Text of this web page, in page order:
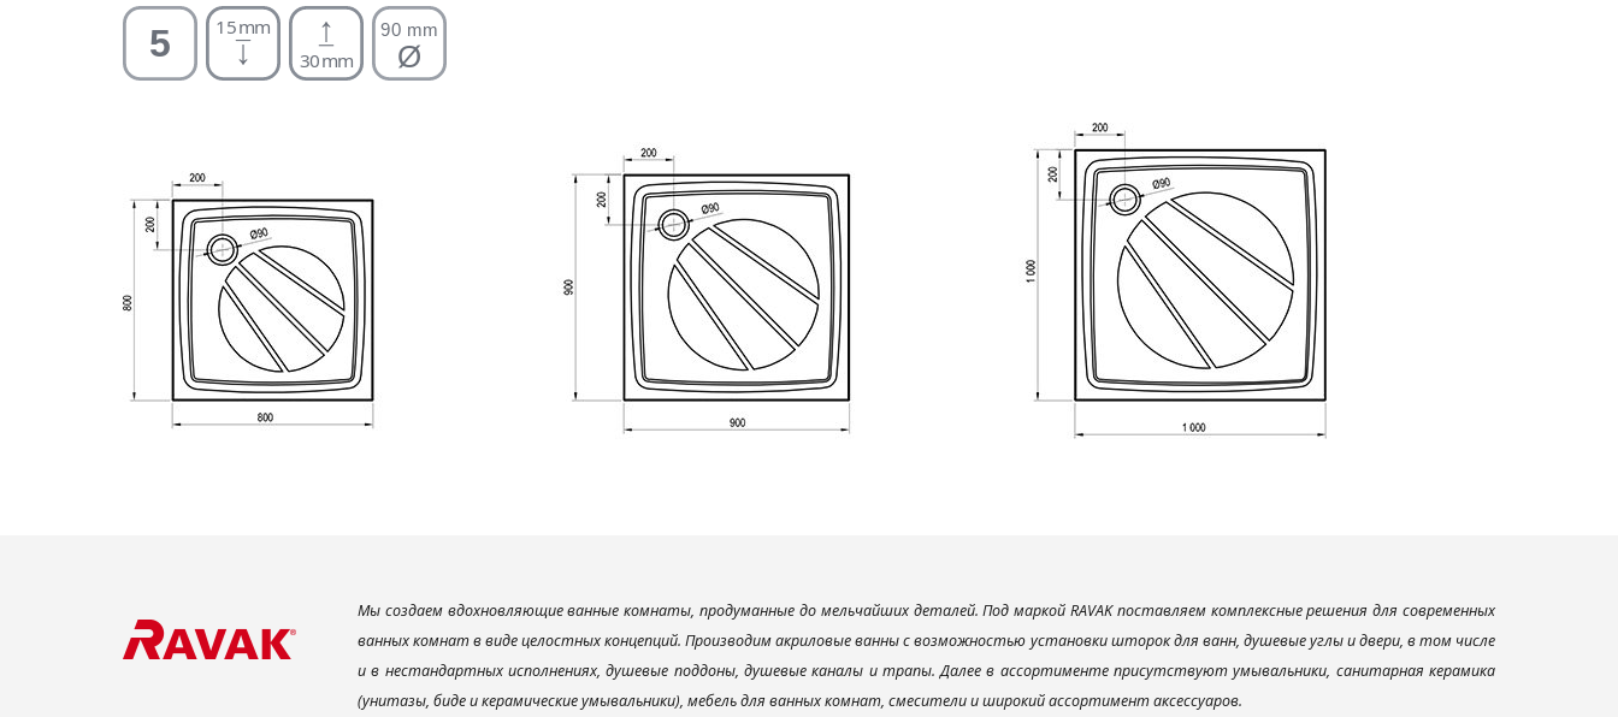
Мы создаем вдохновляющие ванные комнаты, продуманные до мельчайших деталей. Под маркой RAVAK поставляем комплексные решения для современных
ванных комнат в виде целостных концепций. Производим акриловые ванны с возможностью установки шторок для ванн, душевые углы и двери, в том числе
и в нестандартных исполнениях, душевые поддоны, душевые каналы и трапы. Далее в ассортименте присутствуют умывальники, санитарная керамика
(унитазы, биде и керамические умывальники), мебель для ванных комнат, смесители и широкий ассортимент аксессуаров.